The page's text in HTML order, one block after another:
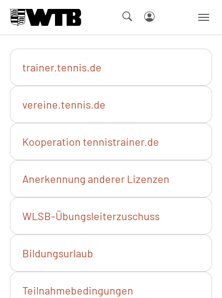
trainer.tennis.de
vereine.tennis.de
Kooperation tennistrainer.de
Anerkennung anderer Lizenzen
WLSB-Übungsleiterzuschuss
Bildungsurlaub
Teilnahmebedingungen